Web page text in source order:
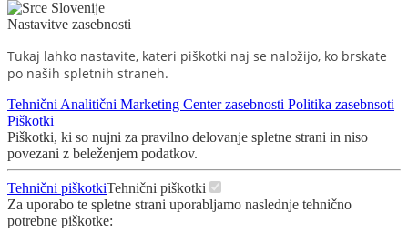
Nastavitve zasebnosti
Tukaj lahko nastavite, kateri piškotki naj se naložijo, ko brskate
po naših spletnih straneh.
Tehnični Analitični Marketing Center zasebnosti Politika zasebnsoti
Piškotki
Piškotki, ki so nujni za pravilno delovanje spletne strani in niso
povezani z beleženjem podatkov.
Tehnični piškotkiTehnični piškotki
Za uporabo te spletne strani uporabljamo naslednje tehnično
potrebne piškotke: